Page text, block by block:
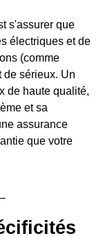
s'assurer que
électriques et de
(comme
de sérieux. Un
de haute qualité,
et sa
assurance
que votre